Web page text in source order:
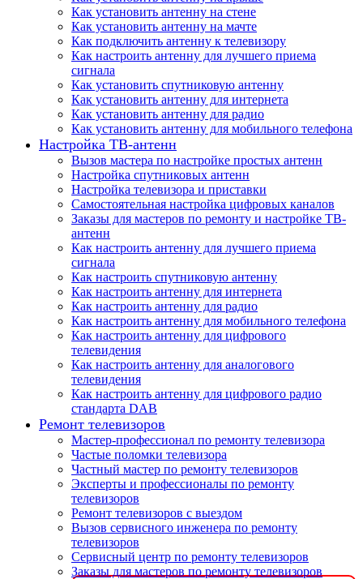
Как установить антенну на стене
Как установить антенну на мачте
Как подключить антенну к телевизору
Как настроить антенну для лучшего приема
сигнала
Как установить спутниковую антенну
Как установить антенну для интернета
Как установить антенну для радио
Как установить антенну для мобильного телефона
Настройка ТВ-антенн
Вызов мастера по настройке простых антенн
Настройка спутниковых антенн
Настройка телевизора и приставки
Самостоятельная настройка цифровых каналов
Заказы для мастеров по ремонту и настройке ТВ-
антенн
Как настроить антенну для лучшего приема
сигнала
Как настроить спутниковую антенну
Как настроить антенну для интернета
Как настроить антенну для радио
Как настроить антенну для мобильного телефона
Как настроить антенну для цифрового
телевидения
Как настроить антенну для аналогового
телевидения
Как настроить антенну для цифрового радио
стандарта DAB
Ремонт телевизоров
Мастер-профессионал по ремонту телевизора
Частые поломки телевизора
Частный мастер по ремонту телевизоров
Эксперты и профессионалы по ремонту
телевизоров
Ремонт телевизоров с выездом
Вызов сервисного инженера по ремонту
телевизоров
Сервисный центр по ремонту телевизоров
Заказы для мастеров по ремонту телевизоров